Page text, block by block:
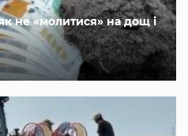
не «молитися» на дощ і